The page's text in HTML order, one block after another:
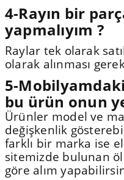
4-Rayın bir
yapmalıyım ?
Raylar tek olarak
olarak alınması
5-
bu ürün onun
Ürünler model ve
değişkenlik
farklı bir marka ise
sitemizde bulunan
göre alım